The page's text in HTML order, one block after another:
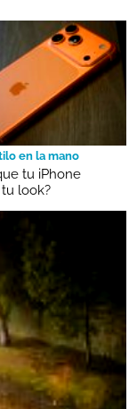
en la mano
tu iPhone
look?